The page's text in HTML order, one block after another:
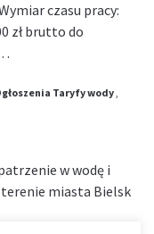
czasu pracy:
zł brutto do
Taryfy wody,
w wodę i
miasta Bielsk